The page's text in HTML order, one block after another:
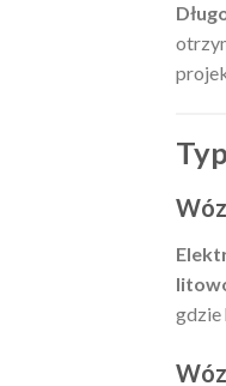
gdzie